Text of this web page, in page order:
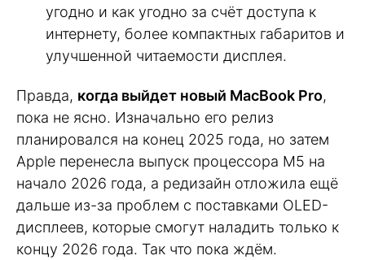
угодно и как угодно за счёт доступа к
интернету, более компактных габаритов и
улучшенной читаемости дисплея.
Правда, когда выйдет новый MacBook Pro,
пока не ясно. Изначально его релиз
планировался на конец 2025 года, но затем
Apple перенесла выпуск процессора M5 на
начало 2026 года, а редизайн отложила ещё
дальше из-за проблем с поставками OLED-
дисплеев, которые смогут наладить только к
концу 2026 года. Так что пока ждём.